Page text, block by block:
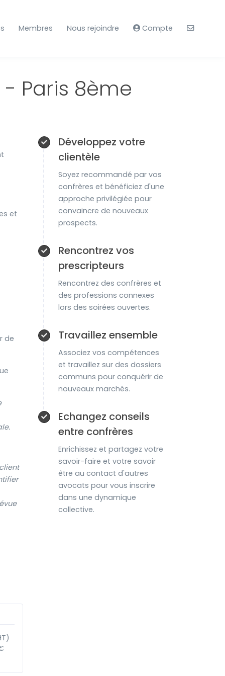
Membres Nous rejoindre Compte
Paris 8ème
et
de
Développez votre
clientèle
Soyez recommandé par vos
confrères et bénéficiez d'une
approche privilégiée pour
convaincre de nouveaux
prospects.
Rencontrez vos
prescripteurs
Rencontrez des confrères et
des professions connexes
lors des soirées ouvertes.
Travaillez ensemble
Associez vos compétences
et travaillez sur des dossiers
communs pour conquérir de
nouveaux marchés.
Echangez conseils
entre confrères
Enrichissez et partagez votre
savoir-faire et votre savoir
être au contact d'autres
avocats pour vous inscrire
dans une dynamique
collective.